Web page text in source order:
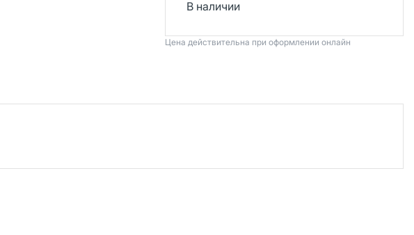
В наличии
Цена действительна при оформлении онлайн